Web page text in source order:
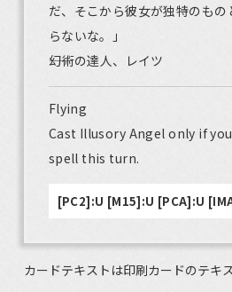
だ、そこから彼女が独特のも
らないな。」
――幻術の達人、レイツ
Flying
Cast Illusory Angel only if
spell this turn.
[PC2]:U [M15]:U [PCA]:U
カードテキストは印刷カードのテキ